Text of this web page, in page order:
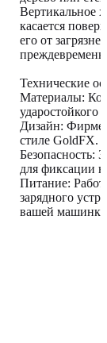
Вертикальное
касается
его от
Технические
Материалы:
ударостойкого
Дизайн:
стиле GoldFX.
Безопасность:
для фиксации
Питание:
зарядного
вашей